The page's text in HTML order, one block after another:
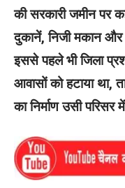
की सरकारी जमीन पर
दुकानें, निजी मकान और
इससे पहले भी जिला
आवासों को हटाया
का निर्माण उसी